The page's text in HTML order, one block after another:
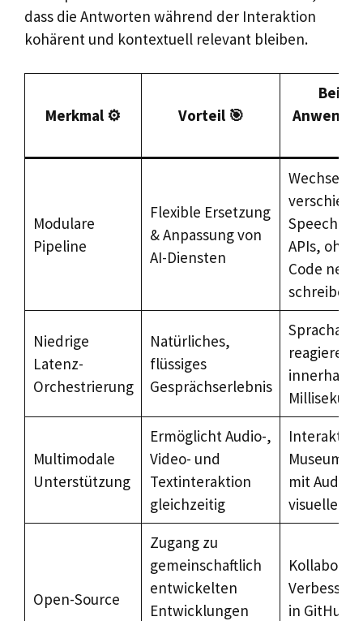
dass die Antworten während der Interaktion
kohärent und kontextuell relevant bleiben.
Merkmal ⚙️ Vorteil 🎯
Modulare
Pipeline
Flexible Ersetzung
& Anpassung von
AI-Diensten
Wechsel
Speech-
APIs, ohne
Code neu
schreiben
Niedrige
Latenz-
Orchestrierung
Natürliches,
flüssiges
Gesprächserlebnis
reagieren
innerhalb
Multimodale
Unterstützung
Ermöglicht Audio-,
Video- und
Textinteraktion
gleichzeitig
Interaktive
mit Audio-
visuellen
Open-Source
Zugang zu
gemeinschaftlich
entwickelten
Entwicklungen
in GitHub-